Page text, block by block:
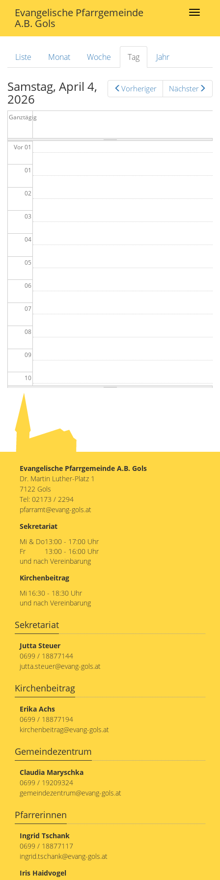
Evangelische Pfarrgemeinde
A.B. Gols
Toggle
Haupt-Reiter
Liste Monat Woche Tag (aktiver
Reiter)
Jahr
Vorheriger Nächster
Samstag, April 4,
2026
Ganztägig
Vor 01
01
02
03
04
05
06
07
08
09
10
11
12
14
15
17
18
21
22
Osternacht
Evangelische Pfarrgemeinde A.B. Gols
Dr. Martin Luther-Platz 1
7122 Gols
Tel: 02173 / 2294
pfarramt@evang-gols.at
Sekretariat
Mi & Do13:00 - 17:00 Uhr
Fr
13:00 - 16:00 Uhr
und nach Vereinbarung
Kirchenbeitrag
Mi 16:30 - 18:30 Uhr
und nach Vereinbarung
Sekretariat
Jutta Steuer
0699 / 18877144
jutta.steuer@evang-gols.at
Kirchenbeitrag
Erika Achs
0699 / 18877194
kirchenbeitrag@evang-gols.at
Gemeindezentrum
Claudia Maryschka
0699 / 19209324
gemeindezentrum@evang-gols.at
Pfarrerinnen
Ingrid Tschank
0699 / 18877117
ingrid.tschank@evang-gols.at
Iris Haidvogel